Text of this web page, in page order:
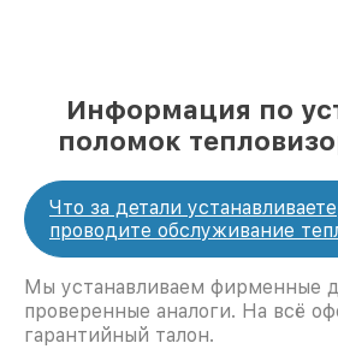
Информация по
поломок
Что за детали
проводите обслуживание
Мы устанавливаем фирменные
проверенные аналоги. На всё
гарантийный талон.